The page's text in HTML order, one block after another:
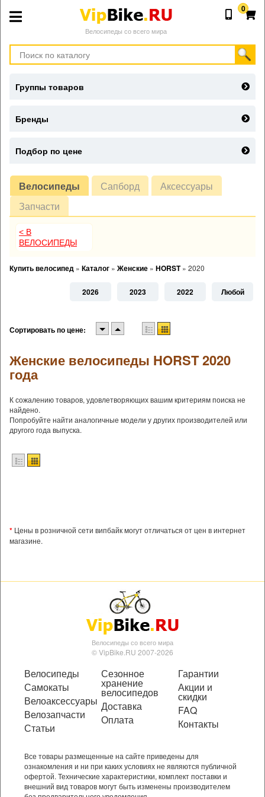
Велосипеды со всего мира
0
Велосипеды Сапборд
Аксессуары
Запчасти
< В
ВЕЛОСИПЕДЫ
Купить велосипед » Каталог » Женские » HORST » 2020
2026 2023 2022 Любой
Сортировать по цене:
Женские велосипеды HORST 2020
года
К сожалению товаров, удовлетворяющих вашим критериям поиска не
найдено.
Попробуйте найти аналогичные модели у других производителей или
другого года выпуска.
* Цены в розничной сети випбайк могут отличаться от цен в интернет
магазине.
Группы товаров
Бренды
Подбор по цене
Велосипеды со всего мира
© VipBike.RU 2007-2026
Велосипеды
Самокаты
Велоаксессуары
Велозапчасти
Статьи
Сезонное
хранение
велосипедов
Доставка
Оплата
Гарантии
Акции и
скидки
FAQ
Контакты
Все товары размещенные на сайте приведены для
ознакомления и ни при каких условиях не являются публичной
офертой. Технические характеристики, комплект поставки и
внешний вид товаров могут быть изменены производителем